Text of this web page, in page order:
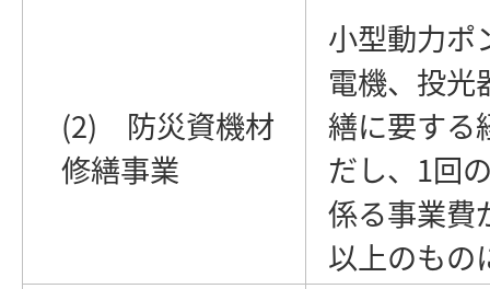
(2) 防災資機材
修繕事業
小型動力ポ
電機、投光
繕に要する
だし、1回
係る事業費
以上のもの